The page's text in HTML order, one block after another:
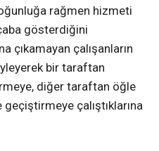
rağmen hizmeti
gösterdiğini
çıkamayan çalışanların
bir taraftan
diğer taraftan öğle
çalıştıklarına